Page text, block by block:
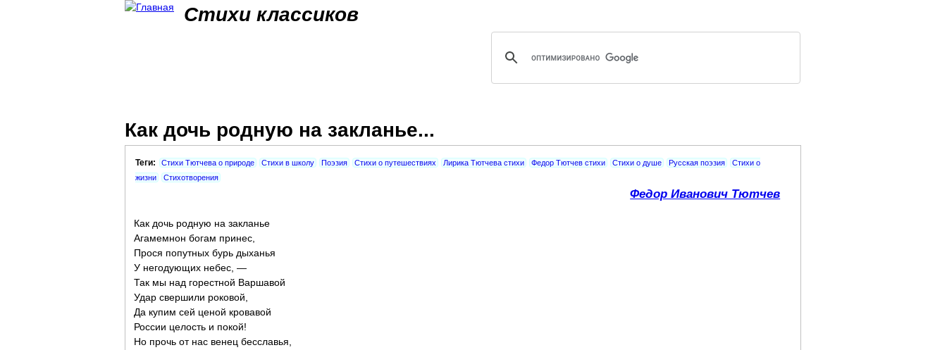
Стихи классиков
Как дочь родную на закланье...
Теги: Стихи Тютчева о природе Стихи в школу Поэзия Стихи о путешествиях Лирика Тютчева стихи Федор Тютчев стихи Стихи о душе Русская поэзия
Стихи о
жизни
Стихотворения
Федор Иванович Тютчев
Как дочь родную на закланье
Агамемнон богам принес,
Прося попутных бурь дыханья
У негодующих небес, —
Так мы над горестной Варшавой
Удар свершили роковой,
Да купим сей ценой кровавой
России целость и покой!
Но прочь от нас венец бесславья,